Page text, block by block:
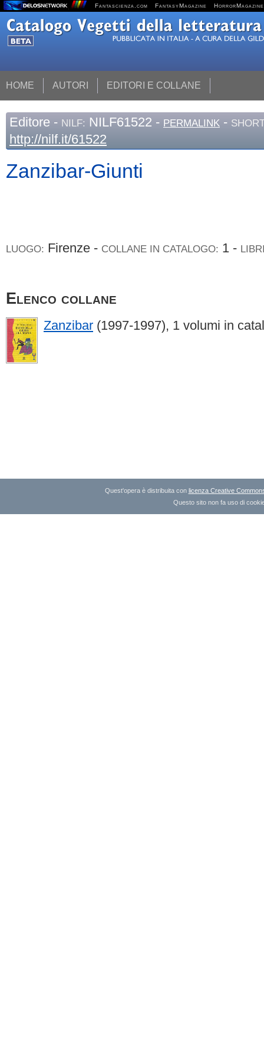
Fantascienza.com FantasyMagazine HorrorMagazine
HOME AUTORI EDITORI E COLLANE
Editore - NILF: NILF61522 - PERMALINK -
http://nilf.it/61522
Zanzibar-Giunti
LUOGO: Firenze - COLLANE IN CATALOGO: 1 -
Elenco collane
Zanzibar (1997-1997), 1 volumi in
Quest'opera è distribuita con licenza Creative
Questo sito non fa uso di